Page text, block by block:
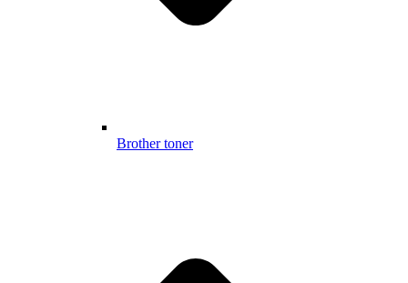
Brother toner